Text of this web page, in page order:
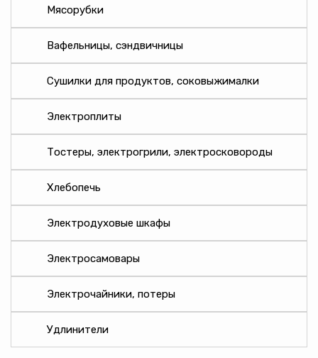
CYCLONE
KERAMIK
SOLARIS
Power Cube
ЭРА
ARTSUN
Uniel
Universal
Пересвет
Ладомир
Прогресс
Меркурий
Toker
Аксион
Мясорубки
Вафельницы, сэндвичницы
Сушилки для продуктов, соковыжималки
Электроплиты
Тостеры, электрогрили, электросковороды
Хлебопечь
Электродуховые шкафы
Электросамовары
Электрочайники, потеры
Удлинители